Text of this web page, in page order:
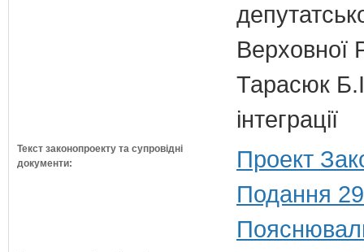
Верховної
Тарасюк
інтеграції
Текст законопроекту та супровідні
документи:
Проект
Подання